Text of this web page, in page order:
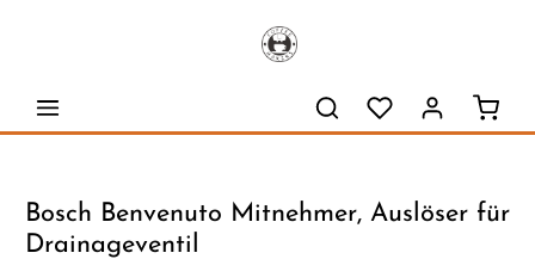
Bosch Benvenuto Mitnehmer, Auslöser für
Drainageventil